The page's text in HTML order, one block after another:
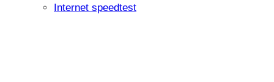
Internet speedtest